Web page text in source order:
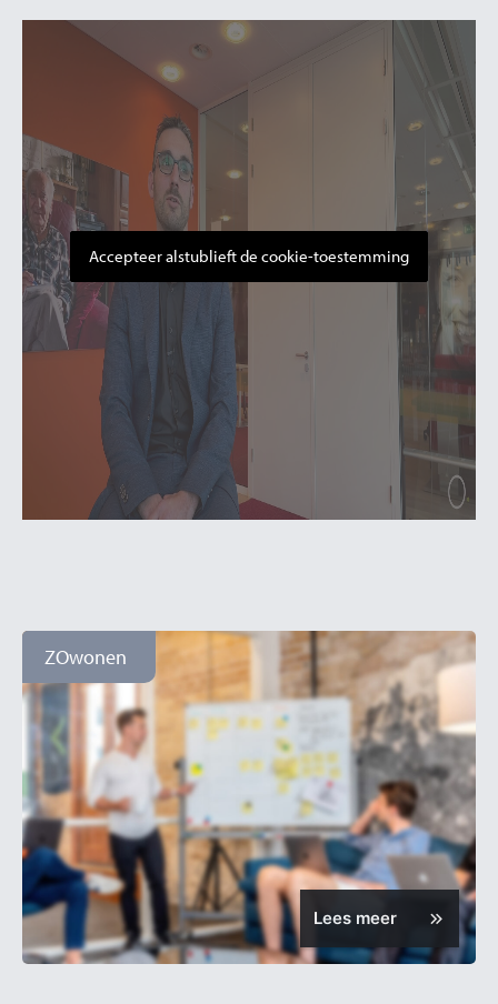
Accepteer alstublieft de cookie-toestemming
Ontwikkelen volgens
Wouter
ZOwonen
Lees meer